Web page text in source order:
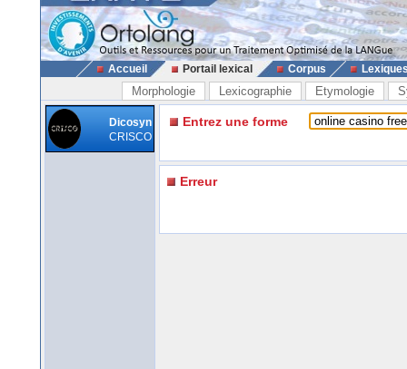
Accueil Portail lexical Corpus
Morphologie Lexicographie Etymologie
Dicosyn
CRISCO
Entrez une forme
Erreur